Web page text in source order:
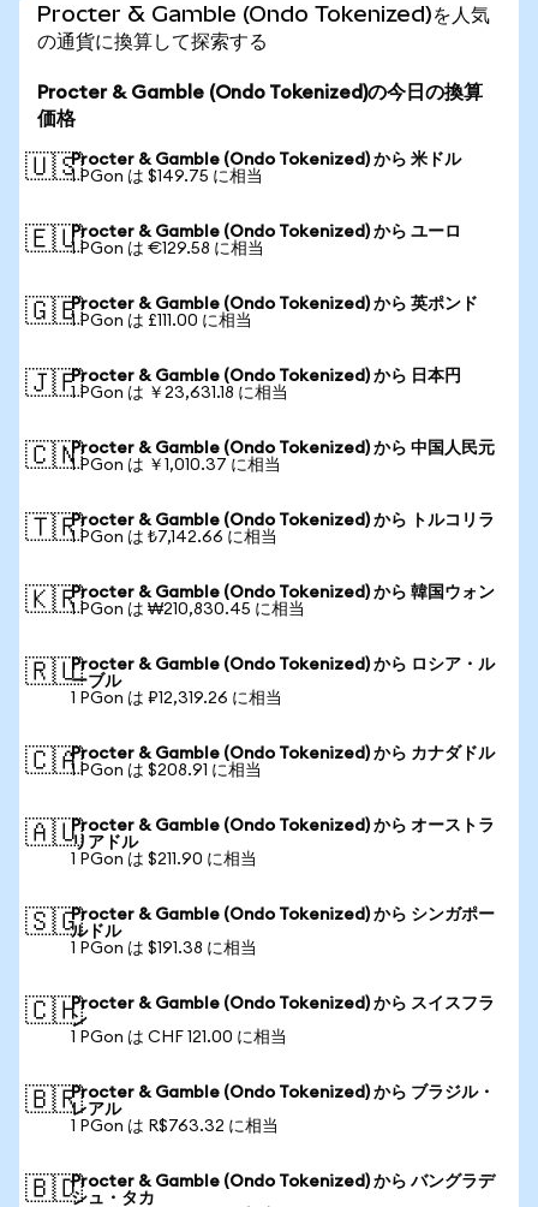
Procter & Gamble (Ondo Tokenized)を人気
の通貨に換算して探索する
Procter & Gamble (Ondo Tokenized)の今日の換算
価格
🇺🇸Procter & Gamble (Ondo Tokenized) から 米ドル
1 PGon は $149.75 に相当
🇪🇺Procter & Gamble (Ondo Tokenized) から ユーロ
1 PGon は €129.58 に相当
🇬🇧Procter & Gamble (Ondo Tokenized) から 英ポンド
1 PGon は £111.00 に相当
🇯🇵Procter & Gamble (Ondo Tokenized) から 日本円
1 PGon は ￥23,631.18 に相当
🇨🇳Procter & Gamble (Ondo Tokenized) から 中国人民元
1 PGon は ￥1,010.37 に相当
🇹🇷Procter & Gamble (Ondo Tokenized) から トルコリラ
1 PGon は ₺7,142.66 に相当
🇰🇷Procter & Gamble (Ondo Tokenized) から 韓国ウォン
1 PGon は ₩210,830.45 に相当
🇷🇺Procter & Gamble (Ondo Tokenized) から ロシア・ル
ーブル
1 PGon は ₽12,319.26 に相当
🇨🇦Procter & Gamble (Ondo Tokenized) から カナダドル
1 PGon は $208.91 に相当
🇦🇺Procter & Gamble (Ondo Tokenized) から オーストラ
リアドル
1 PGon は $211.90 に相当
🇸🇬Procter & Gamble (Ondo Tokenized) から シンガポー
ルドル
1 PGon は $191.38 に相当
🇨🇭Procter & Gamble (Ondo Tokenized) から スイスフラ
ン
1 PGon は CHF 121.00 に相当
🇧🇷Procter & Gamble (Ondo Tokenized) から ブラジル・
レアル
1 PGon は R$763.32 に相当
🇧🇩Procter & Gamble (Ondo Tokenized) から バングラデ
シュ・タカ